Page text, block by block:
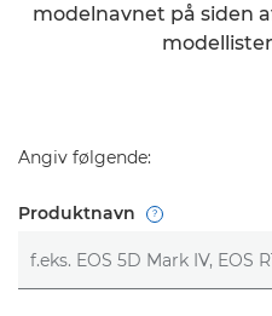
modelnavnet på siden
Angiv følgende:
Produktnavn Åbn